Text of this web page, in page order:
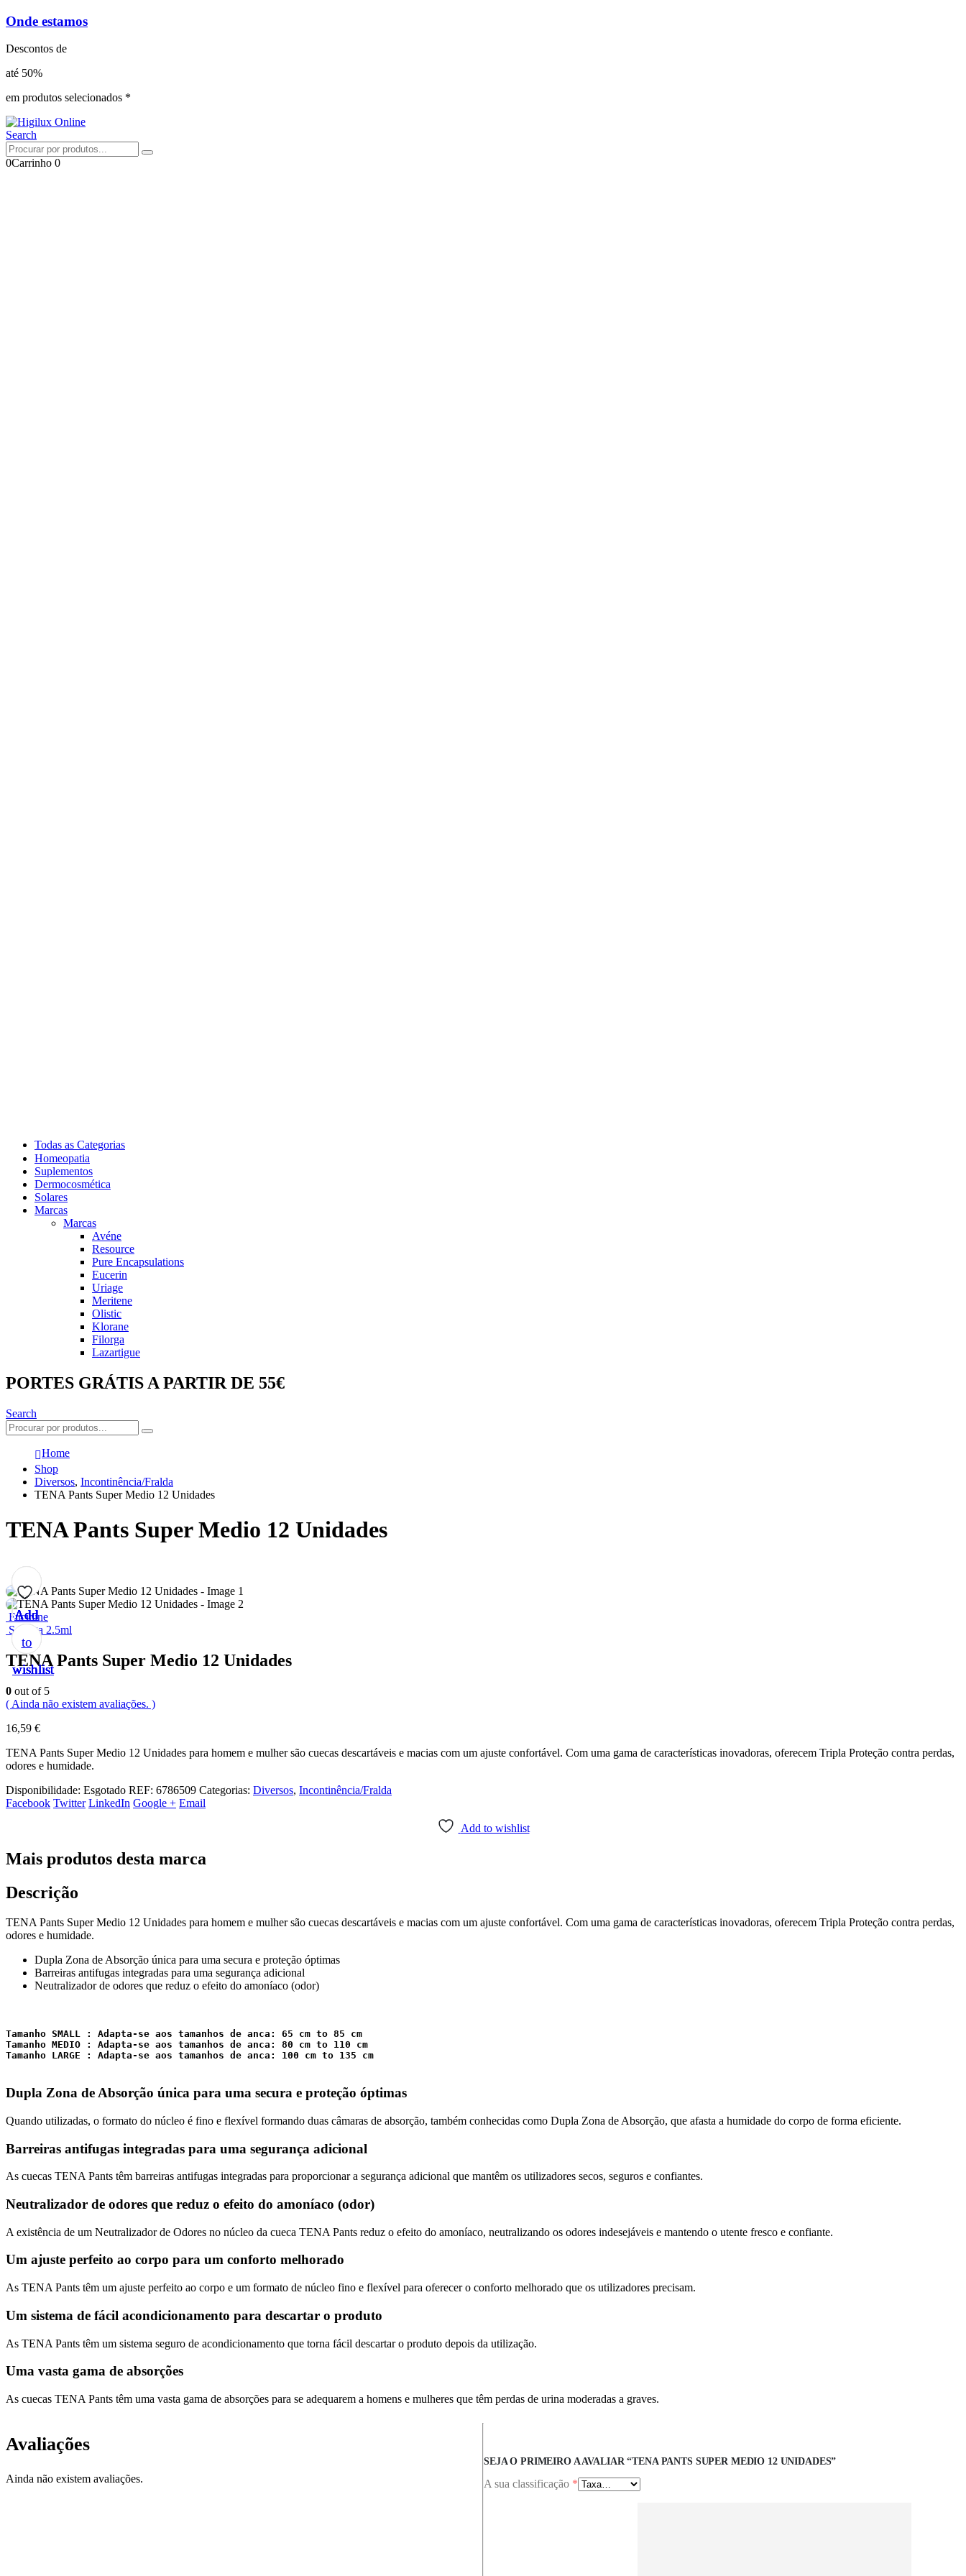
Onde estamos
Descontos de
até 50%
em produtos selecionados *
Search
0Carrinho 0
Todas as Categorias
Homeopatia
Suplementos
Dermocosmética
Solares
Marcas
Marcas
Avéne
Resource
Pure Encapsulations
Eucerin
Uriage
Meritene
Olistic
Klorane
Filorga
Lazartigue
PORTES GRÁTIS A PARTIR DE 55€
Search
Home
Shop
Diversos, Incontinência/Fralda
TENA Pants Super Medio 12 Unidades
TENA Pants Super Medio 12 Unidades
Fucidine
Seringa 2.5ml
TENA Pants Super Medio 12 Unidades
0 out of 5
( Ainda não existem avaliações. )
16,59 €
TENA Pants Super Medio 12 Unidades para homem e mulher são cuecas descartáveis e macias com um ajuste confortável. Com uma gama de características inovadoras, oferecem Tripla Proteção contra perdas,
odores e humidade.
Disponibilidade: Esgotado REF: 6786509 Categorias: Diversos, Incontinência/Fralda
Facebook Twitter LinkedIn Google + Email
Add to wishlist
Mais produtos desta marca
Descrição
TENA Pants Super Medio 12 Unidades para homem e mulher são cuecas descartáveis e macias com um ajuste confortável. Com uma gama de características inovadoras, oferecem Tripla Proteção contra perdas,
odores e humidade.
Dupla Zona de Absorção única para uma secura e proteção óptimas
Barreiras antifugas integradas para uma segurança adicional
Neutralizador de odores que reduz o efeito do amoníaco (odor)
Tamanho SMALL : Adapta-se aos tamanhos de anca: 65 cm to 85 cm
Tamanho MEDIO : Adapta-se aos tamanhos de anca: 80 cm to 110 cm
Tamanho LARGE : Adapta-se aos tamanhos de anca: 100 cm to 135 cm
Dupla Zona de Absorção única para uma secura e proteção óptimas
Quando utilizadas, o formato do núcleo é fino e flexível formando duas câmaras de absorção, também conhecidas como Dupla Zona de Absorção, que afasta a humidade do corpo de forma eficiente.
Barreiras antifugas integradas para uma segurança adicional
As cuecas TENA Pants têm barreiras antifugas integradas para proporcionar a segurança adicional que mantêm os utilizadores secos, seguros e confiantes.
Neutralizador de odores que reduz o efeito do amoníaco (odor)
A existência de um Neutralizador de Odores no núcleo da cueca TENA Pants reduz o efeito do amoníaco, neutralizando os odores indesejáveis e mantendo o utente fresco e confiante.
Um ajuste perfeito ao corpo para um conforto melhorado
As TENA Pants têm um ajuste perfeito ao corpo e um formato de núcleo fino e flexível para oferecer o conforto melhorado que os utilizadores precisam.
Um sistema de fácil acondicionamento para descartar o produto
As TENA Pants têm um sistema seguro de acondicionamento que torna fácil descartar o produto depois da utilização.
Uma vasta gama de absorções
As cuecas TENA Pants têm uma vasta gama de absorções para se adequarem a homens e mulheres que têm perdas de urina moderadas a graves.
Avaliações
Ainda não existem avaliações.
SEJA O PRIMEIRO A AVALIAR “TENA PANTS SUPER MEDIO 12 UNIDADES”
A sua classificação *
Add
to
wishlist
Add
to
wishlist
Add
to
wishlist
Add
to
wishlist
Add
to
wishlist